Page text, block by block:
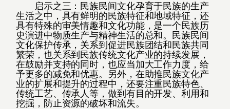
启示之三：民族民间文化孕育于民族的生产
生活之中，具有鲜明的民族特征和地域特征，还
具有特殊的审美情趣和文化功能，是一个民族历
史演进中物质生产与精神生活的总和。民族民间
文化保护传承，关系到促进民族团结和民族共同
繁荣，也关系到民族传统文化产业的持续发展，
在鼓励并支持的同时，也应当加大工作力度，给
予更多的减免和优惠。另外，在助推民族文化产
业的扩展和提升的过程中，还要注重民族特色、
传统工艺、传承人等，做到有目的开发、利用和
挖掘，防止资源的破坏和流失。